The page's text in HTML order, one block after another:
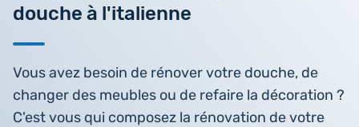
douche à l'italienne
Vous avez besoin de rénover votre douche, de
changer des meubles ou de refaire la décoration ?
C'est vous qui composez la rénovation de votre